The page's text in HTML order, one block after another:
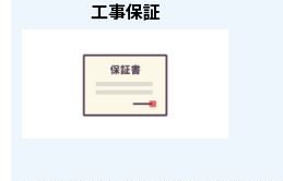
工事保証